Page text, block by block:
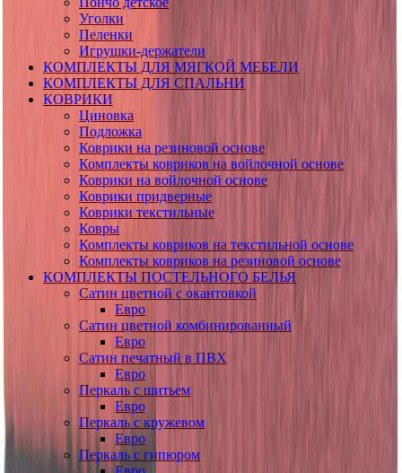
Уголки
Пеленки
Игрушки-держатели
КОМПЛЕКТЫ ДЛЯ МЯГКОЙ МЕБЕЛИ
КОМПЛЕКТЫ ДЛЯ СПАЛЬНИ
КОВРИКИ
Циновка
Подложка
Коврики на резиновой основе
Комплекты ковриков на войлочной основе
Коврики на войлочной основе
Коврики придверные
Коврики текстильные
Ковры
Комплекты ковриков на текстильной основе
Комплекты ковриков на резиновой основе
КОМПЛЕКТЫ ПОСТЕЛЬНОГО БЕЛЬЯ
Сатин цветной с окантовкой
Евро
Сатин цветной комбинированный
Евро
Сатин печатный в ПВХ
Евро
Перкаль с шитьем
Евро
Перкаль с кружевом
Евро
Перкаль с гипюром